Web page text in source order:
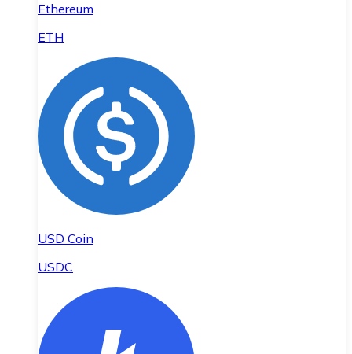
Ethereum
ETH
USD Coin
USDC